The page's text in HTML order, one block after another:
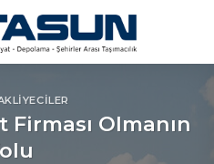
Firması Olmanın